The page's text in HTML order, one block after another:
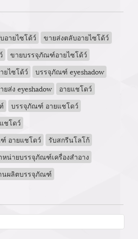
อายไซโด้ว์
ขายส่งตลับอายไซโด้ว์
ขายบรรจุภัณฑ์อายไซโด้ว์
ไซโด้ว์
บรรจุภัณฑ์ eyeshadow
ยส่ง eyeshadow
อายแชโดว์
บรรจุภัณฑ์ อายแชโดว์
ชโดว์
อายแชโดว์
รับสกรีนโลโก้
หน่ายบรรจุภัณฑ์เครื่องสำอาง
นผลิตบรรจุภัณฑ์